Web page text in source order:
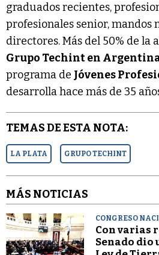
graduados recientes,
profesionales senior, mandos
directores. Más del 50% de la
Grupo Techint en
programa de Jóvenes
desarrolla hace más de 35
TEMAS DE ESTA NOTA:
LA PLATA GRUPO TECHINT
MÁS NOTICIAS
CONGRESO
Con varias
Senado dio